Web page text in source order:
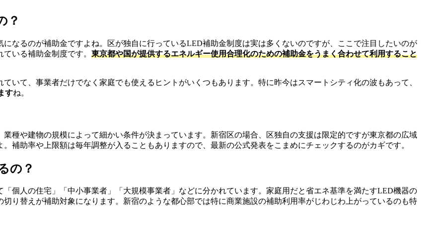
？
なるのが補助金ですよね。区が独自に行っているLED補助金制度は実は多くないのですが、ここで注目したいのが
いる補助金制度です。 東京都や国が提供するエネルギー使用合理化のための補助金をうまく合わせて利用すること
いて、事業者だけでなく家庭でも使えるヒントがいくつもあります。特に昨今はスマートシティ化の波もあって、
すね。
種や建物の規模によって細かい条件が決まっています。新宿区の場合、区独自の支援は限定的ですが東京都の広域
補助率や上限額は毎年調整が入ることもありますので、最新の公式発表をこまめにチェックするのがカギです。
の？
個人の住宅」「中小事業者」「大規模事業者」などに分かれています。家庭用だと省エネ基準を満たすLED機器の
り替えが補助対象になります。新宿のような都心部では特に商業施設の補助利用率がじわじわ上がっているのも特